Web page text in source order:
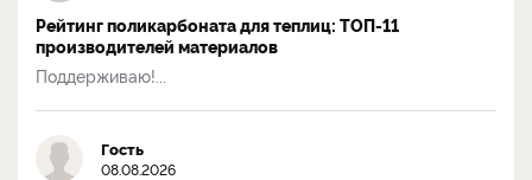
Рейтинг поликарбоната для теплиц: ТОП-11
производителей материалов
Поддерживаю!...
Гость
08.08.2026